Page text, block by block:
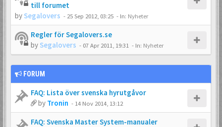
till forumet
by Segalovers - 25 Sep 2012, 03:25 - In: Nyheter
Regler för Segalovers.se
by Segalovers - 07 Apr 2011, 19:31 - In: Nyheter
FORUM
FAQ: Lista över svenska hyrutgåvor
by Tronin - 14 Nov 2014, 13:12
FAQ: Svenska Master System-manualer